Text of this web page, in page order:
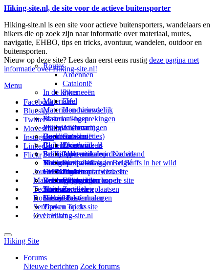
Hiking-site.nl, de site voor de actieve buitensporter
Hiking-site.nl is een site voor actieve buitensporters, wandelaars en
hikers die op zoek zijn naar informatie over materiaal, routes,
navigatie, EHBO, tips en tricks, avontuur, wandelen, outdoor en
buitensporten.
Nieuw op deze site? Lees dan eerst eens rustig deze pagina met
informatie over Hiking-site.nl!
Menu
Facebook
Bluesky
Twitter
Movescount
Instagram
LinkedIn
Flickr
Jouw Hiking-site.nl
Prikbord (forum)
Goodies (winacties)
Club Hiking-site.nl
Schrijfblok-artikelen
Virtuele exposities
Fotoalbums
Materialen: kiezen en kopen
In de kijker
Materialen
Materialen-nieuws
Materiaal-besprekingen
Materiaal-ervaringen
Boekrecensies
Buitensportwinkels
Buitensportwinkels in Nederland
Buitensportwinkels in Belgié
Online buitensportwinkels
Reisboekhandels
Technieken
Navigatie
EHBO
Verzorging
Thema-artikelen
Routes en Bestemmingen
Routes
Ardennen
Catalonië
Pyreneeën
Eifel
Hondvriendelijk
Bestemmingen
Andorra
Catalonië
Zweden
Paalkamperen
Thema-artikelen
Andorra
Catalonië
Zweden
Schrijfblokverhalen
Service
Buitensportvacatures
Buitensportstageplaatsen
Links
Tips en Tricks
Over Hiking-site.nl
Deze site
Over mij
Adverteren op deze site
Summit-vlaggen en Buffs in het wild
Linken naar deze site
Wijzigingen aan de site
Sitemap
Nieuwsbrief
Zoeken op de site
Contact
Hiking Site
Forums
Nieuwe berichten Zoek forums